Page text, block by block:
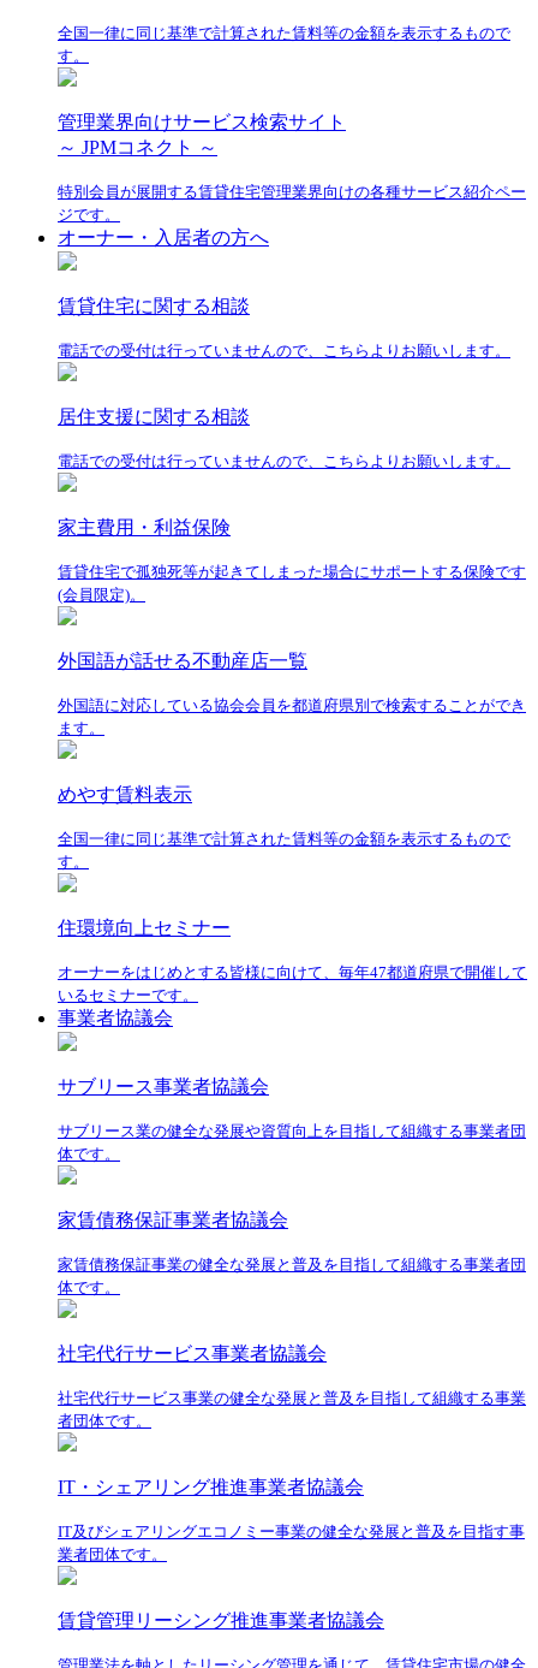
全国一律に同じ基準で計算された賃料等の金額を表示するもので
す。
管理業界向けサービス検索サイト
～ JPMコネクト ～
特別会員が展開する賃貸住宅管理業界向けの各種サービス紹介ペー
ジです。
オーナー・入居者の方へ
賃貸住宅に関する相談
電話での受付は行っていませんので、こちらよりお願いします。
居住支援に関する相談
電話での受付は行っていませんので、こちらよりお願いします。
家主費用・利益保険
賃貸住宅で孤独死等が起きてしまった場合にサポートする保険です
(会員限定)。
外国語が話せる不動産店一覧
外国語に対応している協会会員を都道府県別で検索することができ
ます。
めやす賃料表示
全国一律に同じ基準で計算された賃料等の金額を表示するもので
す。
住環境向上セミナー
オーナーをはじめとする皆様に向けて、毎年47都道府県で開催して
いるセミナーです。
事業者協議会
サブリース事業者協議会
サブリース業の健全な発展や資質向上を目指して組織する事業者団
体です。
家賃債務保証事業者協議会
家賃債務保証事業の健全な発展と普及を目指して組織する事業者団
体です。
社宅代行サービス事業者協議会
社宅代行サービス事業の健全な発展と普及を目指して組織する事業
者団体です。
IT・シェアリング推進事業者協議会
IT及びシェアリングエコノミー事業の健全な発展と普及を目指す事
業者団体です。
賃貸管理リーシング推進事業者協議会